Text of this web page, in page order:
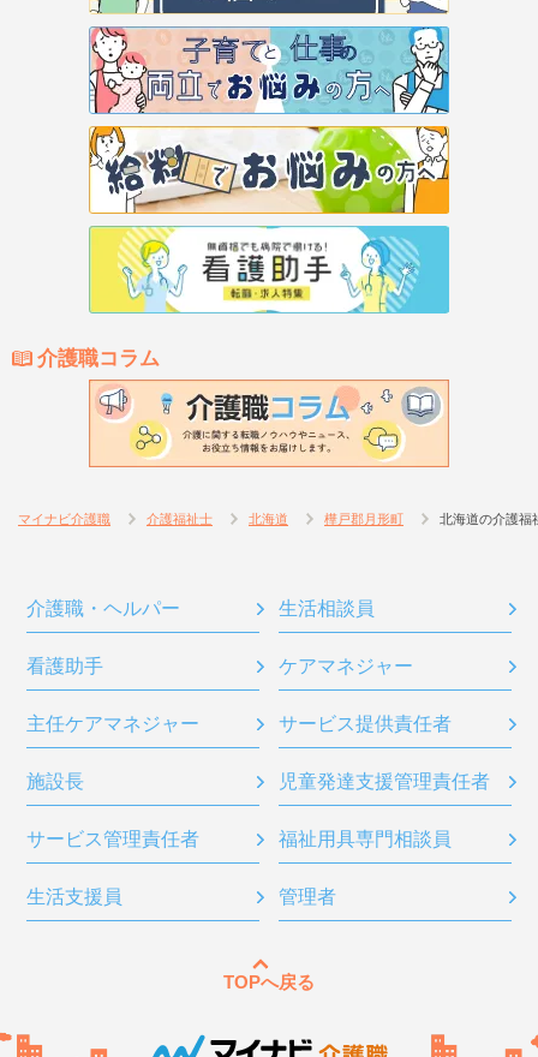
介護職コラム
マイナビ介護職 介護福祉士 北海道 樺戸郡月形町 北海道の介護福
介護職・ヘルパー 生活相談員
看護助手 ケアマネジャー
主任ケアマネジャー サービス提供責任者
施設長 児童発達支援管理責任者
サービス管理責任者 福祉用具専門相談員
生活支援員 管理者
TOPへ戻る